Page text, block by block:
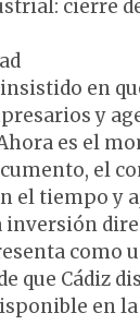
cierre
en
y
es el
el
el tiempo y
como
que Cádiz
en